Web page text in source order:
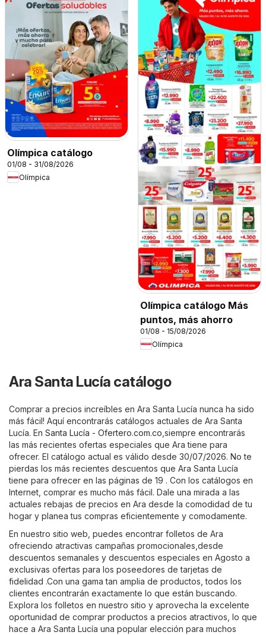
Olímpica catálogo
01/08 - 31/08/2026
Olímpica
Olímpica catálogo Más
puntos, más ahorro
01/08 - 15/08/2026
Olímpica
Ara Santa Lucía catálogo
Comprar a precios increíbles en Ara Santa Lucía nunca ha sido
más fácil! Aquí encontrarás catálogos actuales de Ara Santa
Lucía. En Santa Lucía - Ofertero.com.co ,siempre encontrarás
las más recientes ofertas especiales que Ara tiene para
ofrecer. El catálogo actual es válido desde 30/07/2026. No te
pierdas los más recientes descuentos que Ara Santa Lucía
tiene para ofrecer en las páginas de 19 . Con los catálogos en
Internet, comprar es mucho más fácil. Dale una mirada a las
actuales rebajas de precios en Ara desde la comodidad de tu
hogar y planea tus compras eficientemente y comodamente.
En nuestro sitio web, puedes encontrar folletos de Ara
ofreciendo atractivas campañas promocionales,desde
descuentos semanales y descuentos especiales en Agosto a
exclusivas ofertas para los poseedores de tarjetas de
fidelidad .Con una gama tan amplia de productos, todos los
clientes encontrarán exactamente lo que están buscando.
Explora los folletos en nuestro sitio y aprovecha la excelente
oportunidad de comprar productos a precios atractivos, lo que
hace a Ara Santa Lucía una popular elección para muchos